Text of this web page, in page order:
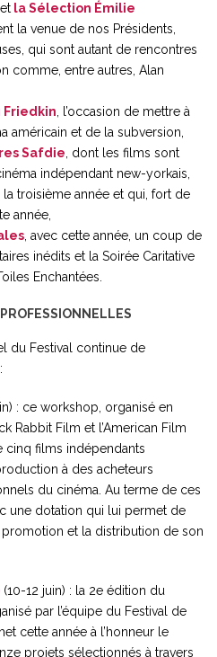
et la Sélection Émilie
la venue de nos Présidents,
qui sont autant de rencontres
comme, entre autres, Alan
Friedkin , l’occasion de mettre à
américain et de la subversion,
Safdie , dont les films sont
indépendant new-yorkais,
la troisième année et qui, fort de
année,
, avec cette année, un coup de
inédits et la Soirée Caritative
Enchantées.
du Festival continue de
: ce workshop, organisé en
Rabbit Film et l’American Film
cinq films indépendants
à des acheteurs
du cinéma. Au terme de ces
une dotation qui lui permet de
et la distribution de son
(10-12 juin) : la 2e édition du
par l’équipe du Festival de
cette année à l’honneur le
projets sélectionnés à travers